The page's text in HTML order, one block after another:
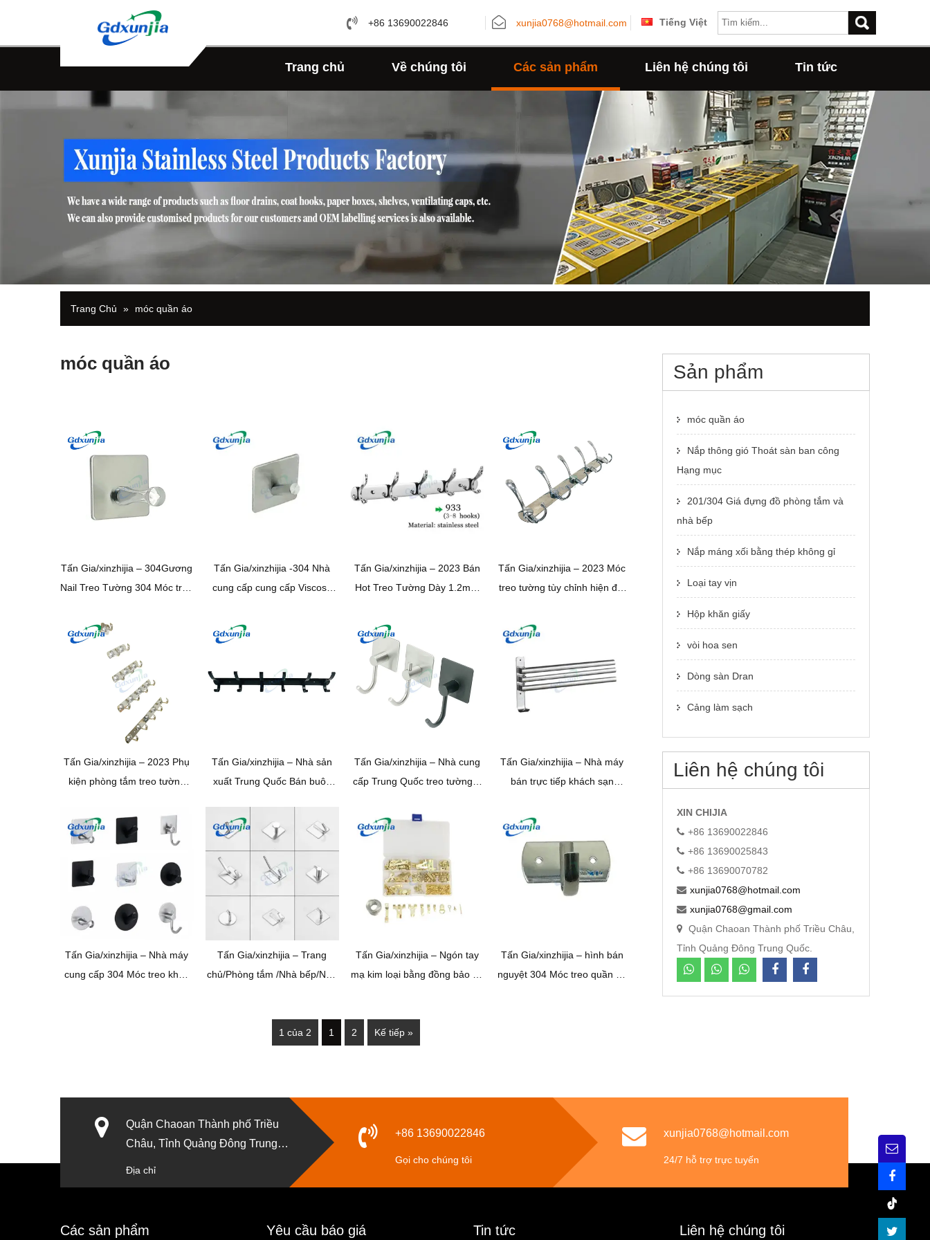
+86 13690022846 xunjia0768@hotmail.com Tiếng Việt
Trang chủ Về chúng tôi Các sản phẩm Liên hệ chúng tôi Tin tức
Trang Chủ » móc quần áo
móc quần áo
Tấn Gia/xinzhijia – 304Gương
Nail Treo Tường 304 Móc treo
thép không gỉ
Tấn Gia/xinzhijia -304 Nhà
cung cấp cung cấp Viscose
áo bằng thép không gỉ
Tấn Gia/xinzhijia – 2023 Bán
Hot Treo Tường Dày 1.2mm
Tấn Gia/xinzhijia – 2023 Móc
treo tường tùy chỉnh hiện đại
treo quần áo đơn giản
Tấn Gia/xinzhijia – 2023 Phụ
kiện phòng tắm treo tường
Áo choàng tắm treo 5 Móc
thép không gỉ Thanh phẳng
Móc áo một lớp
Tấn Gia/xinzhijia – Nhà sản
xuất Trung Quốc Bán buôn
treo tường kép có móc treo
quần áo bằng hợp kim kẽm
Tấn Gia/xinzhijia – Nhà cung
cấp Trung Quốc treo tường 3
vuông bằng thép không gỉ
Tấn Gia/xinzhijia – Nhà máy
bán trực tiếp khách sạn
khăn di động Giá treo khăn
tắm
Tấn Gia/xinzhijia – Nhà máy
cung cấp 304 Móc treo khăn
Tấn Gia/xinzhijia – Trang
chủ/Phòng tắm /Nhà ​​bếp/Nhà
Lực Móc Áo Thép Không gỉ
Tấn Gia/xinzhijia – Ngón tay
mạ kim loại bằng đồng bảo vệ
Tấn Gia/xinzhijia – hình bán
nguyệt 304 Móc treo quần áo
1 của 2 1 2 Kế tiếp »
Sản phẩm
móc quần áo
Nắp thông gió Thoát sàn ban công
Hạng mục
201/304 Giá đựng đồ phòng tắm và
nhà bếp
Nắp máng xối bằng thép không gỉ
Loại tay vịn
Hộp khăn giấy
vòi hoa sen
Dòng sàn Dran
Cảng làm sạch
Liên hệ chúng tôi
XIN CHIJIA
+86 13690022846
+86 13690025843
+86 13690070782
xunjia0768@hotmail.com
xunjia0768@gmail.com
Quận Chaoan Thành phố Triều Châu,
Tỉnh Quảng Đông Trung Quốc.
Quận Chaoan Thành phố Triều
Châu, Tỉnh Quảng Đông Trung
Địa chỉ
+86 13690022846
Gọi cho chúng tôi
xunjia0768@hotmail.com
24/7 hỗ trợ trực tuyến
Các sản phẩm Yêu cầu báo giá Tin tức Liên hệ chúng tôi